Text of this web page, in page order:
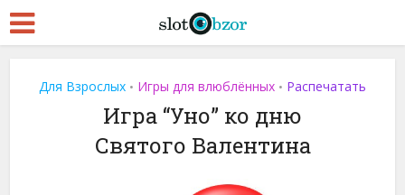
Для Взрослых • Игры для влюблённых • Распечатать
Игра “Уно” ко дню
Святого Валентина